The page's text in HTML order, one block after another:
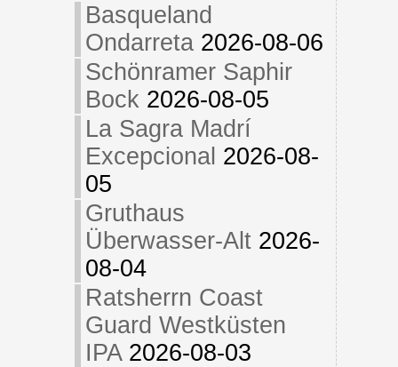
Basqueland
Ondarreta 2026-08-06
Schönramer Saphir
Bock 2026-08-05
La Sagra Madrí
Excepcional 2026-08-
05
Gruthaus
Überwasser-Alt 2026-
08-04
Ratsherrn Coast
Guard Westküsten
IPA 2026-08-03